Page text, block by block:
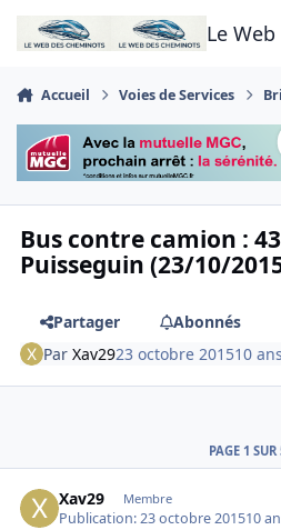
Aller au contenu
Le
Accueil Voies de Services
Bus contre camion :
Puisseguin (23/10/
Partager
Abonnés
ParXav2923 octobre 201510 ans
PAGE 1 SUR
Xav29 Membre
Publication:23 octobre 201510